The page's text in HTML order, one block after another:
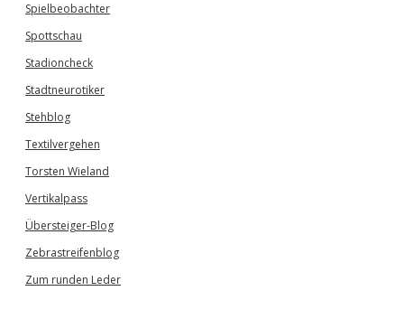
Spielbeobachter
Spottschau
Stadioncheck
Stadtneurotiker
Stehblog
Textilvergehen
Torsten Wieland
Vertikalpass
Übersteiger-Blog
Zebrastreifenblog
Zum runden Leder